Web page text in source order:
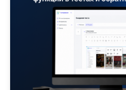
Заказать демонстрацию